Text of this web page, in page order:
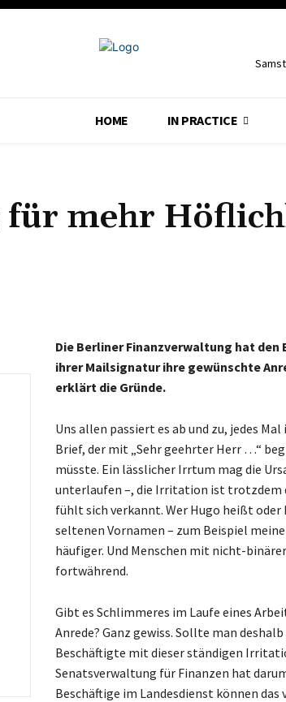
HOME IN PRACTICE
mehr
Die Berliner Finanzverwaltung hat
ihrer Mailsignatur ihre gewünschte
erklärt die Gründe.
Uns allen passiert es ab und zu, jedes
Brief, der mit „Sehr geehrter Herr …“
müsste. Ein lässlicher Irrtum mag die
unterlaufen –, die Irritation ist trotzdem
fühlt sich verkannt. Wer Hugo heißt
seltenen Vornamen – zum Beispiel
häufiger. Und Menschen mit nicht-
fortwährend.
Gibt es Schlimmeres im Laufe eines
Anrede? Ganz gewiss. Sollte man
Beschäftigte mit dieser ständigen
Senatsverwaltung für Finanzen hat
Beschäftige im Landesdienst können